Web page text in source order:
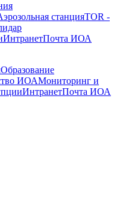
станцияTOR -
ИнтранетПочта ИОА
Образование
ИОАМониторинг и
ИнтранетПочта ИОА